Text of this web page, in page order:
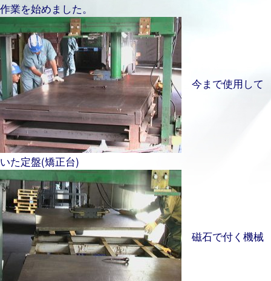
作業を始めました。
今まで使用して
いた定盤(矯正台)
磁石で付く機械